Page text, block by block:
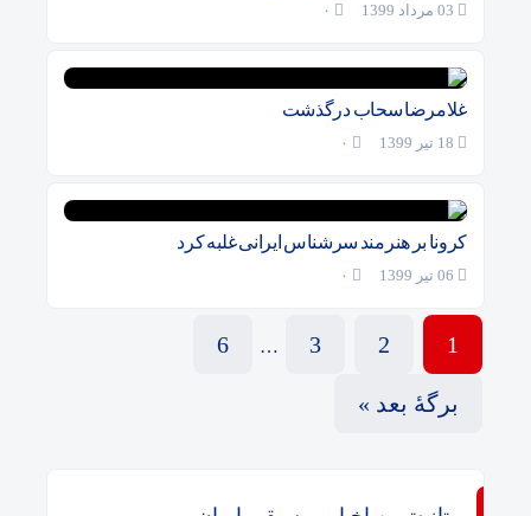
۰
غلامرضا سحاب درگذشت
۰
کرونا بر هنرمند سرشناس ایرانی غلبه کرد
۰
1
2
3
…
6
برگهٔ بعد »